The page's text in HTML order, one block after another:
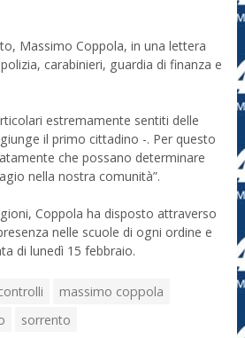
Massimo Coppola, in una lettera
carabinieri, guardia di finanza e
estremamente sentiti delle
il primo cittadino -. Per questo
che possano determinare
nella nostra comunità”.
Coppola ha disposto attraverso
nelle scuole di ogni ordine e
di lunedì 15 febbraio.
massimo coppola
sorrento